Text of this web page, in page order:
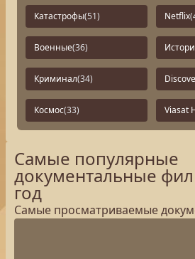
Катастрофы(51) Netflix
Военные(36)
Криминал(34)
Космос(33) Viasat
Самые популярные
документальные
год
Самые просматриваемые